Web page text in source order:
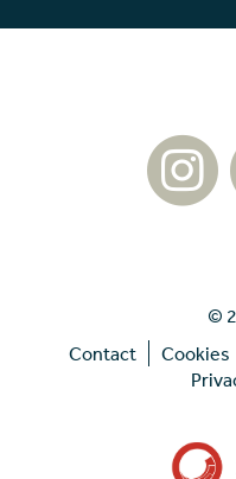
©
Contact
Cookies